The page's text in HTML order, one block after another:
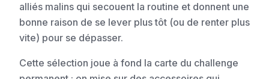
alliés malins qui secouent la routine et donnent une
bonne raison de se lever plus tôt (ou de renter plus
vite) pour se dépasser.
Cette sélection joue à fond la carte du challenge